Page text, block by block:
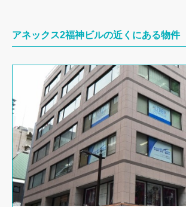
アネックス2福神ビルの近くにある物件